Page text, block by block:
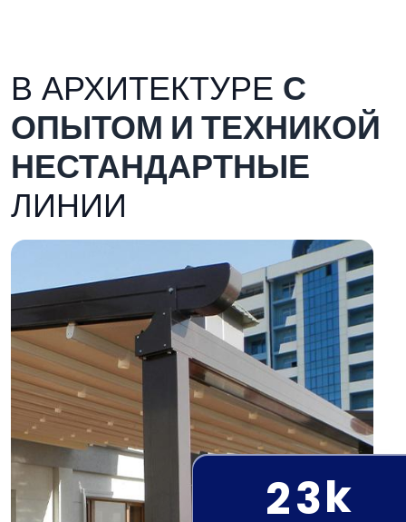
В АРХИТЕКТУРЕ С
ОПЫТОМ И ТЕХНИКОЙ
НЕСТАНДАРТНЫЕ
ЛИНИИ
23k